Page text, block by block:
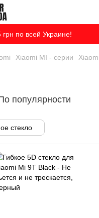
по всей Украине!
Xiaomi MI - серии
популярности
стекло